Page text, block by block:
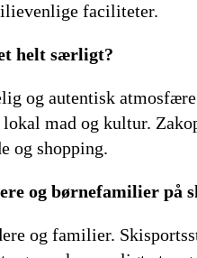
faciliteter.
helt særligt?
og autentisk
mad og kultur.
og shopping.
og børnefamilier på
og familier.